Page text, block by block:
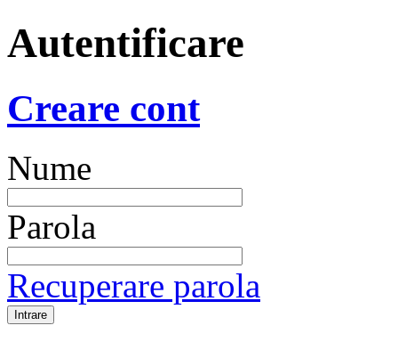
Autentificare
Creare cont
Nume
Parola
Recuperare parola